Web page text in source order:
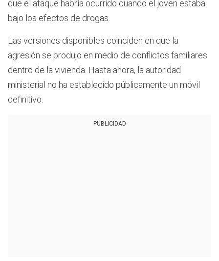
que el ataque habría ocurrido cuando el joven estaba
bajo los efectos de drogas.
Las versiones disponibles coinciden en que la
agresión se produjo en medio de conflictos familiares
dentro de la vivienda. Hasta ahora, la autoridad
ministerial no ha establecido públicamente un móvil
definitivo.
PUBLICIDAD